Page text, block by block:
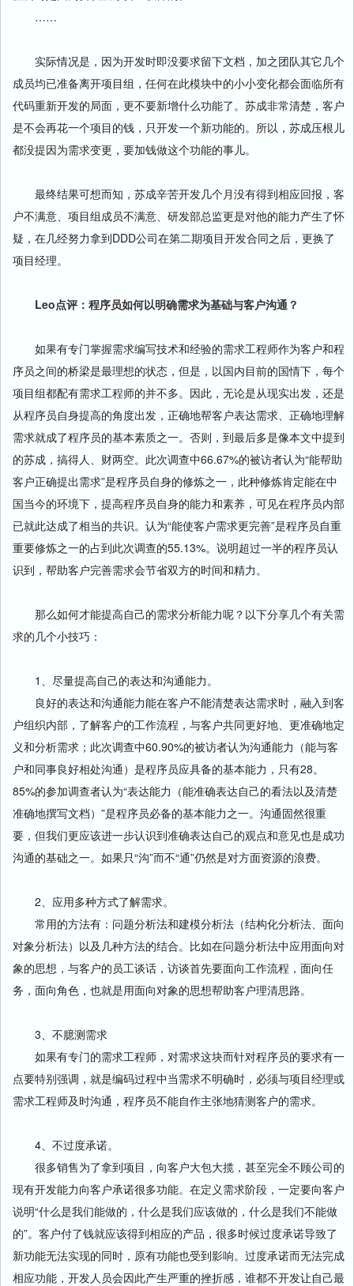
……
实际情况是，因为开发时即没要求留下文档，加之团队其它几个
成员均已准备离开项目组，任何在此模块中的小小变化都会面临所有
代码重新开发的局面，更不要新增什么功能了。苏成非常清楚，客户
是不会再花一个项目的钱，只开发一个新功能的。所以，苏成压根儿
都没提因为需求变更，要加钱做这个功能的事儿。
最终结果可想而知，苏成辛苦开发几个月没有得到相应回报，客
户不满意、项目组成员不满意、研发部总监更是对他的能力产生了怀
疑，在几经努力拿到DDD公司在第二期项目开发合同之后，更换了
项目经理。
Leo点评：程序员如何以明确需求为基础与客户沟通？
如果有专门掌握需求编写技术和经验的需求工程师作为客户和程
序员之间的桥梁是最理想的状态，但是，以国内目前的国情下，每个
项目组都配有需求工程师的并不多。因此，无论是从现实出发，还是
从程序员自身提高的角度出发，正确地帮客户表达需求、正确地理解
需求就成了程序员的基本素质之一。否则，到最后多是像本文中提到
的苏成，搞得人、财两空。此次调查中66.67%的被访者认为“能帮助
客户正确提出需求”是程序员自身的修炼之一，此种修炼肯定能在中
国当今的环境下，提高程序员自身的能力和素养，可见在程序员内部
已就此达成了相当的共识。认为“能使客户需求更完善”是程序员自重
重要修炼之一的占到此次调查的55.13%。说明超过一半的程序员认
识到，帮助客户完善需求会节省双方的时间和精力。
那么如何才能提高自己的需求分析能力呢？以下分享几个有关需
求的几个小技巧：
1、尽量提高自己的表达和沟通能力。
良好的表达和沟通能力能在客户不能清楚表达需求时，融入到客
户组织内部，了解客户的工作流程，与客户共同更好地、更准确地定
义和分析需求；此次调查中60.90%的被访者认为沟通能力（能与客
户和同事良好相处沟通）是程序员应具备的基本能力，只有28。
85%的参加调查者认为“表达能力（能准确表达自己的看法以及清楚
准确地撰写文档）”是程序员必备的基本能力之一。沟通固然很重
要，但我们更应该进一步认识到准确表达自己的观点和意见也是成功
沟通的基础之一。如果只“沟”而不“通”仍然是对方面资源的浪费。
2、应用多种方式了解需求。
常用的方法有：问题分析法和建模分析法（结构化分析法、面向
对象分析法）以及几种方法的结合。比如在问题分析法中应用面向对
象的思想，与客户的员工谈话，访谈首先要面向工作流程，面向任
务，面向角色，也就是用面向对象的思想帮助客户理清思路。
3、不臆测需求
如果有专门的需求工程师，对需求这块而针对程序员的要求有一
点要特别强调，就是编码过程中当需求不明确时，必须与项目经理或
需求工程师及时沟通，程序员不能自作主张地猜测客户的需求。
4、不过度承诺。
很多销售为了拿到项目，向客户大包大揽，甚至完全不顾公司的
现有开发能力向客户承诺很多功能。在定义需求阶段，一定要向客户
说明“什么是我们能做的，什么是我们应该做的，什么是我们不能做
的”。客户付了钱就应该得到相应的产品，很多时候过度承诺导致了
新功能无法实现的同时，原有功能也受到影响。过度承诺而无法完成
相应功能，开发人员会因此产生严重的挫折感，谁都不开发让自己最